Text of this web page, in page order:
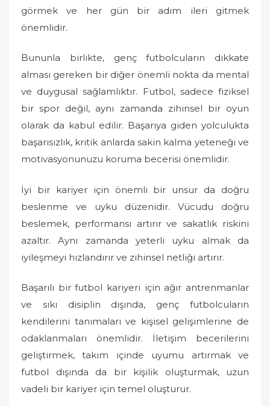
görmek ve her gün bir adım ileri gitmek
önemlidir.
Bununla birlikte, genç futbolcuların dikkate
alması gereken bir diğer önemli nokta da mental
ve duygusal sağlamlıktır. Futbol, sadece fiziksel
bir spor değil, aynı zamanda zihinsel bir oyun
olarak da kabul edilir. Başarıya giden yolculukta
başarısızlık, kritik anlarda sakin kalma yeteneği ve
motivasyonunuzu koruma becerisi önemlidir.
İyi bir kariyer için önemli bir unsur da doğru
beslenme ve uyku düzenidir. Vücudu doğru
beslemek, performansı artırır ve sakatlık riskini
azaltır. Aynı zamanda yeterli uyku almak da
iyileşmeyi hızlandırır ve zihinsel netliği artırır.
Başarılı bir futbol kariyeri için ağır antrenmanlar
ve sıkı disiplin dışında, genç futbolcuların
kendilerini tanımaları ve kişisel gelişimlerine de
odaklanmaları önemlidir. İletişim becerilerini
geliştirmek, takım içinde uyumu artırmak ve
futbol dışında da bir kişilik oluşturmak, uzun
vadeli bir kariyer için temel oluşturur.